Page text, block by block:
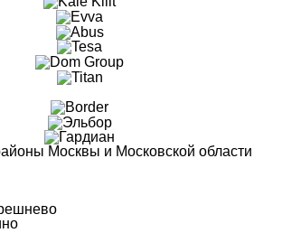
Москвы и Московской области